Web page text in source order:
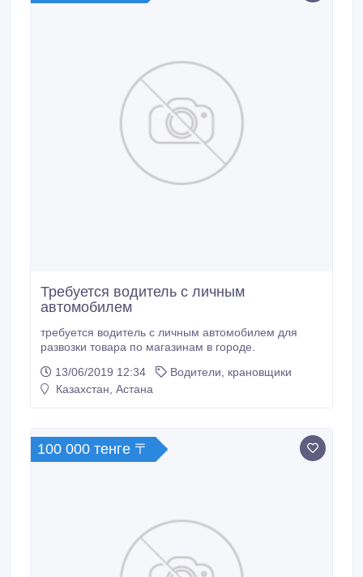
Требуется водитель с личным
автомобилем
требуется водитель с личным автомобилем для
развозки товара по магазинам в городе.
13/06/2019 12:34
Водители, крановщики
Казахстан, Астана
100 000 тенге 〒